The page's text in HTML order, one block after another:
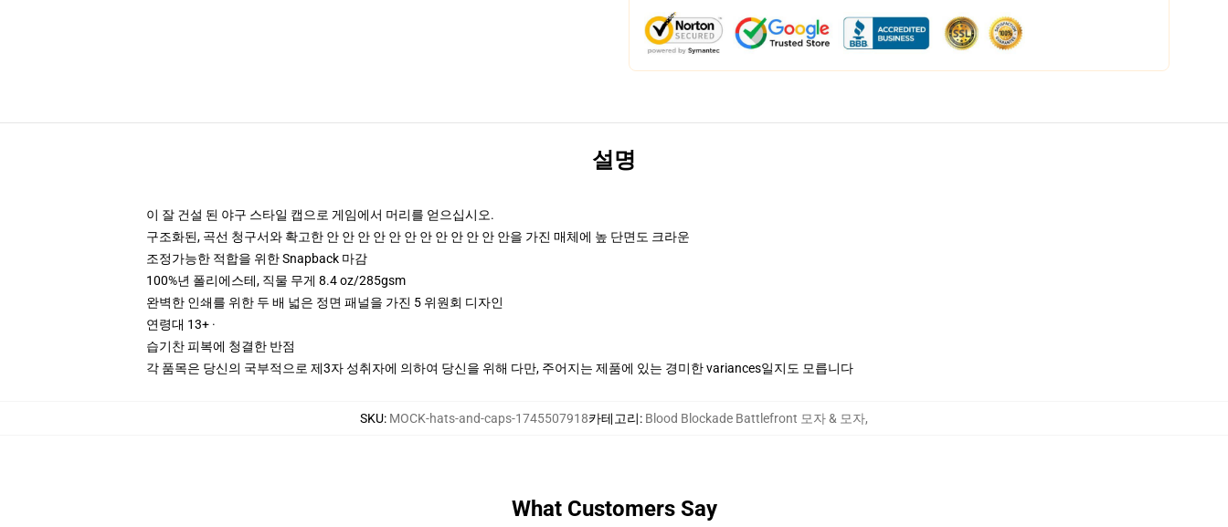
설명
이 잘 건설 된 야구 스타일 캡으로 게임에서 머리를 얻으십시오.
구조화된, 곡선 청구서와 확고한 안 안 안 안 안 안 안 안 안 안 안 안을 가진 매체에 높 단면도 크라운
조정가능한 적합을 위한 Snapback 마감
100%년 폴리에스테, 직물 무게 8.4 oz/285gsm
완벽한 인쇄를 위한 두 배 넓은 정면 패널을 가진 5 위원회 디자인
연령대 13+ ·
습기찬 피복에 청결한 반점
각 품목은 당신의 국부적으로 제3자 성취자에 의하여 당신을 위해 다만, 주어지는 제품에 있는 경미한 variances일지도 모릅니다
SKU: MOCK-hats-and-caps-1745507918카테고리: Blood Blockade Battlefront 모자 & 모자,
What Customers Say